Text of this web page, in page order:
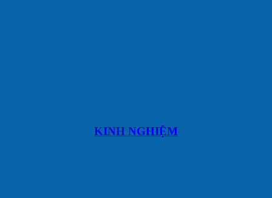
KINH NGHIỆM